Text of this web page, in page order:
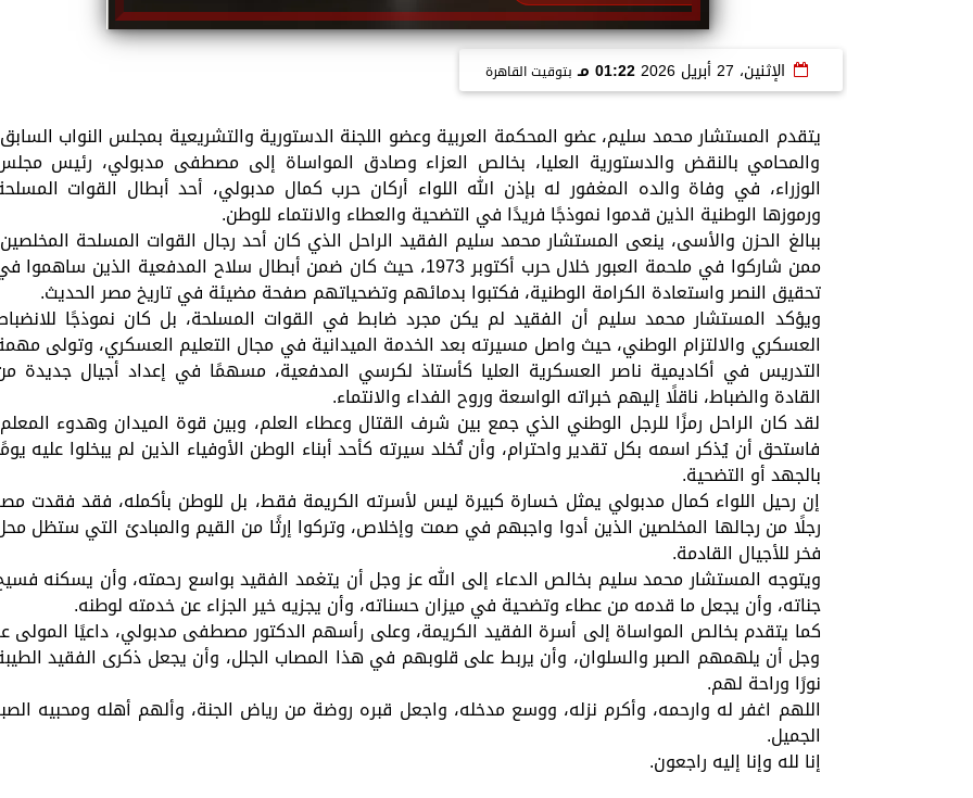
الإثنين، 27 أبريل 2026 01:22 مـ بتوقيت القاهرة
يتقدم المستشار محمد سليم، عضو المحكمة العربية وعضو اللجنة الدستورية والتشريعية بمجلس النواب
والمحامي بالنقض والدستورية العليا، بخالص العزاء وصادق المواساة إلى مصطفى مدبولي، رئيس
الوزراء، في وفاة والده المغفور له بإذن الله اللواء أركان حرب كمال مدبولي، أحد أبطال القوات
ورموزها الوطنية الذين قدموا نموذجًا فريدًا في التضحية والعطاء والانتماء للوطن.
ببالغ الحزن والأسى، ينعى المستشار محمد سليم الفقيد الراحل الذي كان أحد رجال القوات المسلحة
ممن شاركوا في ملحمة العبور خلال حرب أكتوبر 1973، حيث كان ضمن أبطال سلاح المدفعية الذين ساهموا
تحقيق النصر واستعادة الكرامة الوطنية، فكتبوا بدمائهم وتضحياتهم صفحة مضيئة في تاريخ مصر الحديث.
ويؤكد المستشار محمد سليم أن الفقيد لم يكن مجرد ضابط في القوات المسلحة، بل كان نموذجًا
العسكري والالتزام الوطني، حيث واصل مسيرته بعد الخدمة الميدانية في مجال التعليم العسكري، وتولى
التدريس في أكاديمية ناصر العسكرية العليا كأستاذ لكرسي المدفعية، مسهمًا في إعداد أجيال جديدة
القادة والضباط، ناقلًا إليهم خبراته الواسعة وروح الفداء والانتماء.
لقد كان الراحل رمزًا للرجل الوطني الذي جمع بين شرف القتال وعطاء العلم، وبين قوة الميدان وهدوء
فاستحق أن يُذكر اسمه بكل تقدير واحترام، وأن تُخلد سيرته كأحد أبناء الوطن الأوفياء الذين لم يبخلوا عليه
بالجهد أو التضحية.
إن رحيل اللواء كمال مدبولي يمثل خسارة كبيرة ليس لأسرته الكريمة فقط، بل للوطن بأكمله، فقد فقدت
رجلًا من رجالها المخلصين الذين أدوا واجبهم في صمت وإخلاص، وتركوا إرثًا من القيم والمبادئ التي ستظل
فخر للأجيال القادمة.
ويتوجه المستشار محمد سليم بخالص الدعاء إلى الله عز وجل أن يتغمد الفقيد بواسع رحمته، وأن يسكنه
جناته، وأن يجعل ما قدمه من عطاء وتضحية في ميزان حسناته، وأن يجزيه خير الجزاء عن خدمته لوطنه.
كما يتقدم بخالص المواساة إلى أسرة الفقيد الكريمة، وعلى رأسهم الدكتور مصطفى مدبولي، داعيًا المولى
وجل أن يلهمهم الصبر والسلوان، وأن يربط على قلوبهم في هذا المصاب الجلل، وأن يجعل ذكرى الفقيد
نورًا وراحة لهم.
اللهم اغفر له وارحمه، وأكرم نزله، ووسع مدخله، واجعل قبره روضة من رياض الجنة، وألهم أهله ومحبيه
الجميل.
إنا لله وإنا إليه راجعون.